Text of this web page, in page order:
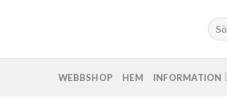
WEBBSHOP HEM INFORMATION